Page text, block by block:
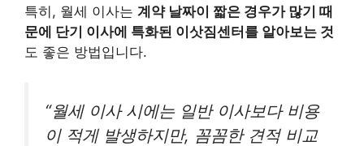
특히, 월세 이사는 계약 날짜이 짧은 경우가 많기 때
문에 단기 이사에 특화된 이삿짐센터를 알아보는 것
도 좋은 방법입니다.
“월세 이사 시에는 일반 이사보다 비용
이 적게 발생하지만, 꼼꼼한 견적 비교